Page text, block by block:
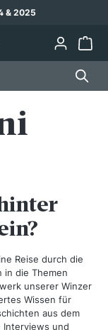
2024 & 2025
Reise durch die
in die Themen
unserer Winzer
Wissen für
aus dem
Interviews und